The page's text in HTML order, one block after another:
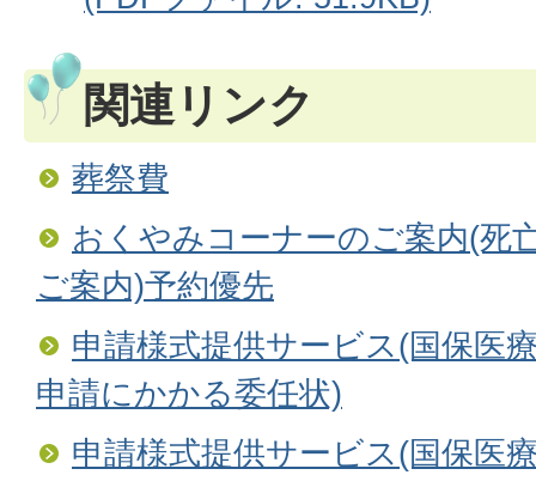
関連リンク
葬祭費
おくやみコーナーのご案内(死
ご案内)予約優先
申請様式提供サービス(国保医
申請にかかる委任状)
申請様式提供サービス(国保医